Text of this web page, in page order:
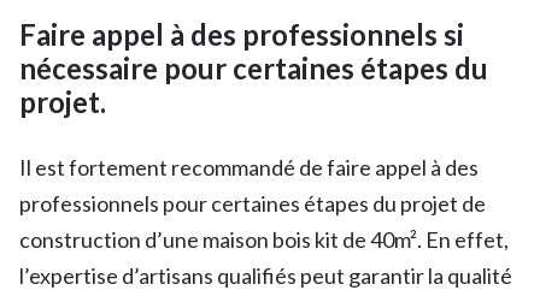
Faire appel à des professionnels si
nécessaire pour certaines étapes du
projet.
Il est fortement recommandé de faire appel à des
professionnels pour certaines étapes du projet de
construction d’une maison bois kit de 40m². En effet,
l’expertise d’artisans qualifiés peut garantir la qualité